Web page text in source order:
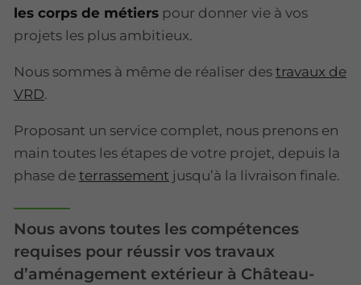
les corps de métiers pour donner vie à vos
projets les plus ambitieux.
Nous sommes à même de réaliser des travaux de
VRD.
Proposant un service complet, nous prenons en
main toutes les étapes de votre projet, depuis la
phase de terrassement jusqu’à la livraison finale.
Nous avons toutes les compétences
requises pour réussir vos travaux
d’aménagement extérieur à Château-